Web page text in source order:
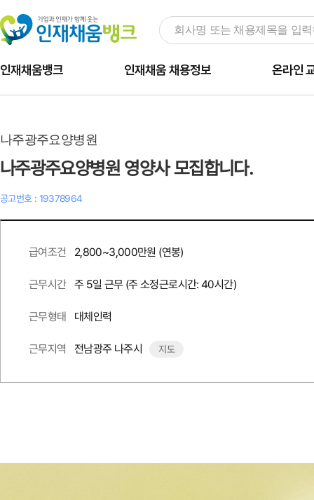
인재채움뱅크 인재채움 채용정보 온라인
나주광주요양병원
나주광주요양병원 영양사 모집합니다.
공고번호 : 19378964
급여조건 2,800~3,000만원 (연봉)
근무시간 주 5일 근무 (주 소정근로시간: 40시간)
근무형태 대체인력
근무지역 전남광주 나주시 지도